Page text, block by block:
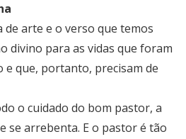
de arte e o verso que temos
divino para as vidas que foram
e que, portanto, precisam de
o cuidado do bom pastor, a
se arrebenta. E o pastor é tão